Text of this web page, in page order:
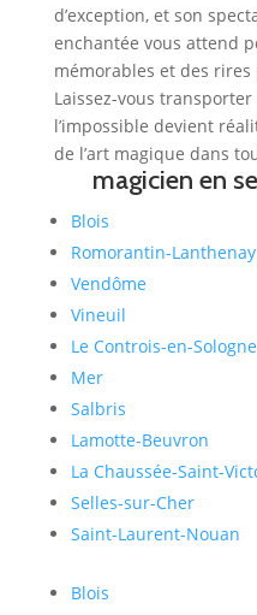
d’exception, et son
enchantée vous attend
mémorables et des
Laissez-vous
l’impossible devient
de l’art magique dans
magicien en
Blois
Romorantin-Lanthenay
Vendôme
Vineuil
Le Controis-en-Sologne
Mer
Salbris
Lamotte-Beuvron
La Chaussée-Saint-
Selles-sur-Cher
Saint-Laurent-Nouan
Blois